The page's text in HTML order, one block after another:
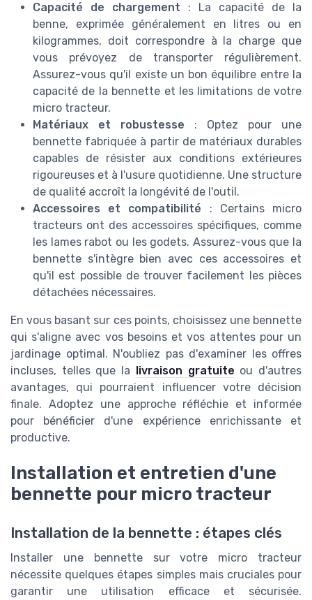
Capacité de chargement : La capacité de la
benne, exprimée généralement en litres ou en
kilogrammes, doit correspondre à la charge que
vous prévoyez de transporter régulièrement.
Assurez-vous qu'il existe un bon équilibre entre la
capacité de la bennette et les limitations de votre
micro tracteur.
Matériaux et robustesse : Optez pour une
bennette fabriquée à partir de matériaux durables
capables de résister aux conditions extérieures
rigoureuses et à l'usure quotidienne. Une structure
de qualité accroît la longévité de l'outil.
Accessoires et compatibilité : Certains micro
tracteurs ont des accessoires spécifiques, comme
les lames rabot ou les godets. Assurez-vous que la
bennette s'intègre bien avec ces accessoires et
qu'il est possible de trouver facilement les pièces
détachées nécessaires.
En vous basant sur ces points, choisissez une bennette
qui s'aligne avec vos besoins et vos attentes pour un
jardinage optimal. N'oubliez pas d'examiner les offres
incluses, telles que la
livraison gratuite ou d'autres
avantages, qui pourraient influencer votre décision
finale. Adoptez une approche réfléchie et informée
pour bénéficier d'une expérience enrichissante et
productive.
Installation et entretien d'une
bennette pour micro tracteur
Installation de la bennette : étapes clés
Installer une bennette sur votre micro tracteur
nécessite quelques étapes simples mais cruciales pour
garantir une utilisation efficace et sécurisée.